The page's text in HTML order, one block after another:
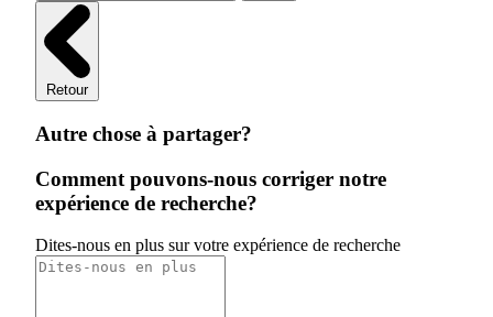
Retour
Autre chose à partager?
Comment pouvons-nous corriger notre
expérience de recherche?
Dites-nous en plus sur votre expérience de recherche